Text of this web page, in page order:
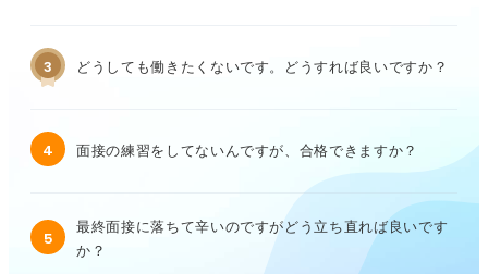
3 どうしても働きたくないです。どうすれば良いですか？
4 面接の練習をしてないんですが、合格できますか？
5
最終面接に落ちて辛いのですがどう立ち直れば良いです
か？